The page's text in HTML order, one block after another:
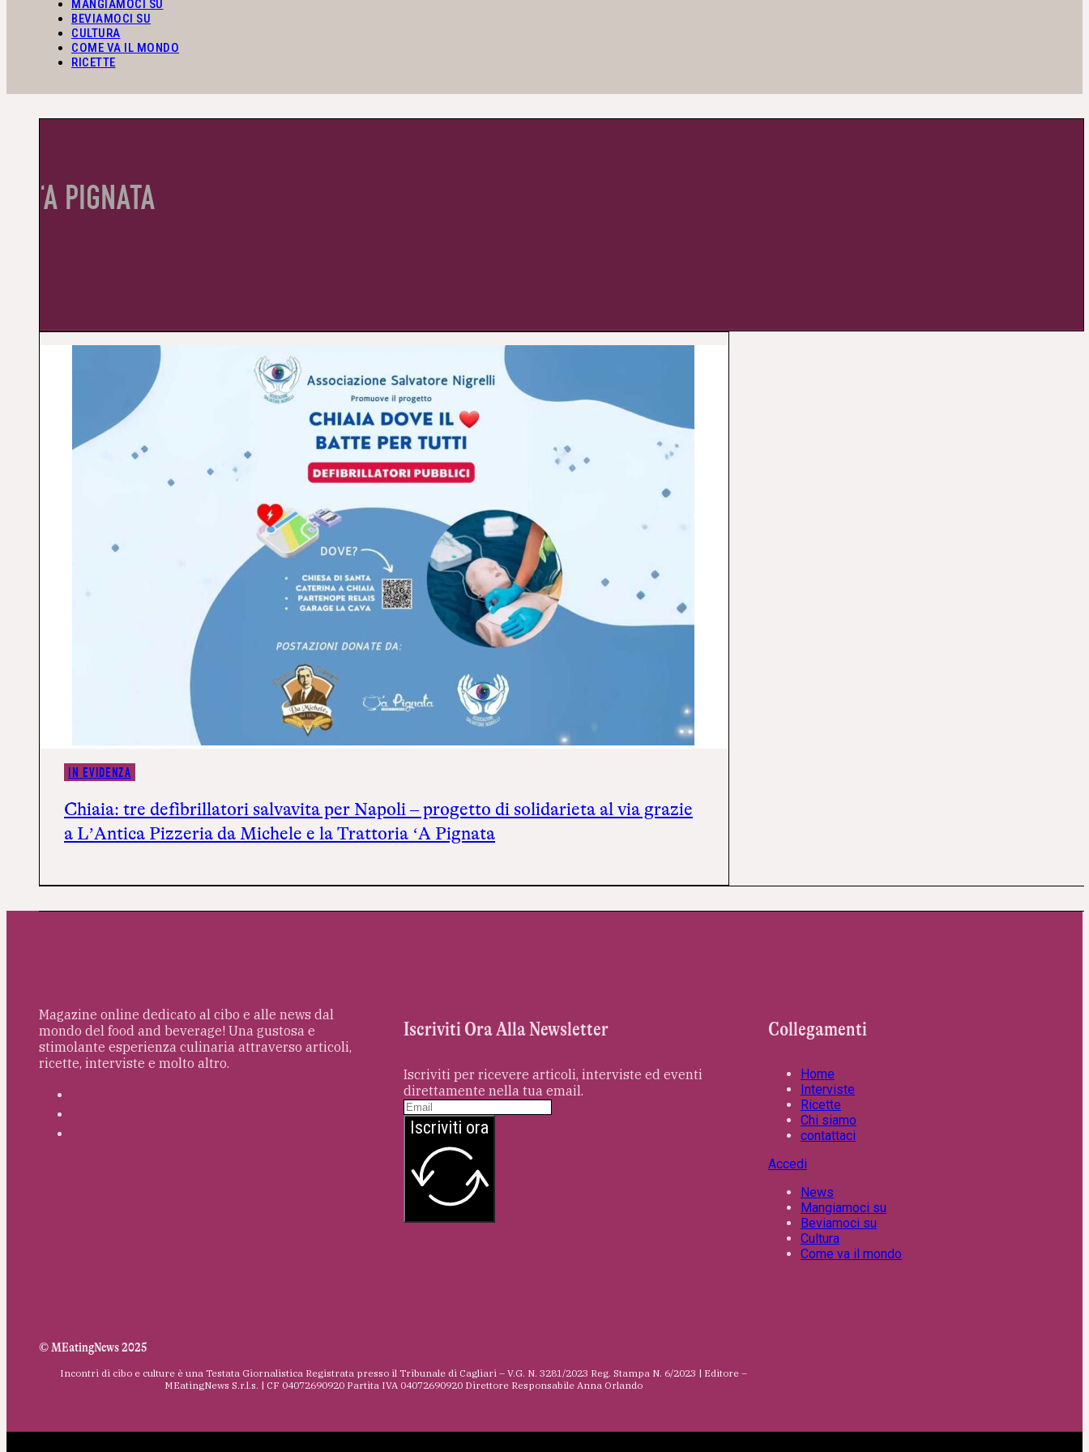
MANGIAMOCI SU
BEVIAMOCI SU
CULTURA
COME VA IL MONDO
RICETTE
‘A PIGNATA
IN EVIDENZA
Chiaia: tre defibrillatori salvavita per Napoli – progetto di solidarietà al via grazie
a L’Antica Pizzeria da Michele e la Trattoria ‘A Pignata
Magazine online dedicato al cibo e alle news dal
mondo del food and beverage! Una gustosa e
stimolante esperienza culinaria attraverso articoli,
ricette, interviste e molto altro.
Iscriviti Ora Alla Newsletter
Iscriviti per ricevere articoli, interviste ed eventi
direttamente nella tua email.
Iscriviti ora
Collegamenti
Home
Interviste
Ricette
Chi siamo
contattaci
Accedi
News
Mangiamoci su
Beviamoci su
Cultura
Come va il mondo
© MEatingNews 2025
Incontri di cibo e culture è una Testata Giornalistica Registrata presso il Tribunale di Cagliari – V.G. N. 3281/2023 Reg. Stampa N. 6/2023 | Editore –
MEatingNews S.r.l.s. | CF 04072690920 Partita IVA 04072690920 Direttore Responsabile Anna Orlando